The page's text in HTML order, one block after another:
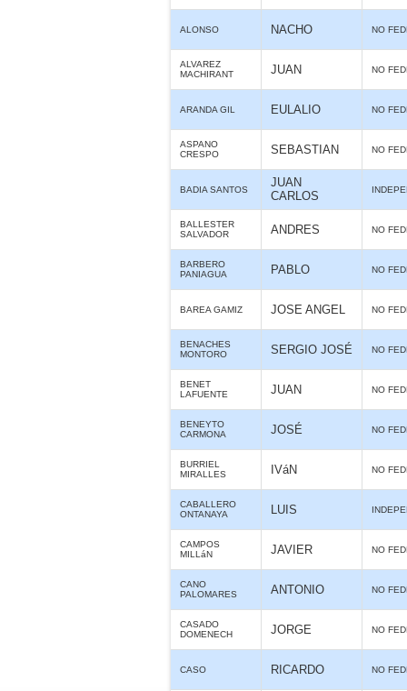
ALONSO NACHO NO
ALVAREZ
MACHIRANT
JUAN NO
ARANDA GIL EULALIO NO
ASPANO
CRESPO
SEBASTIAN NO
BADIA SANTOS
JUAN
CARLOS
BALLESTER
SALVADOR
ANDRES NO
BARBERO
PANIAGUA
PABLO NO
BAREA GAMIZ JOSE ANGEL NO
BENACHES
MONTORO
SERGIO JOSÉ NO
BENET
LAFUENTE
JUAN NO
BENEYTO
CARMONA
JOSÉ NO
BURRIEL
MIRALLES
IVáN NO
CABALLERO
ONTANAYA
LUIS
CAMPOS
MILLáN
JAVIER NO
CANO
PALOMARES
ANTONIO NO
CASADO
DOMENECH
JORGE NO
CASO RICARDO NO